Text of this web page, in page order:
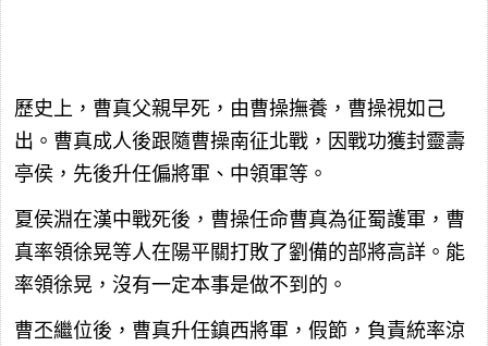
歷史上，曹真父親早死，由曹操撫養，曹操視如己
出。曹真成人後跟隨曹操南征北戰，因戰功獲封靈壽
亭侯，先後升任偏將軍、中領軍等。
夏侯淵在漢中戰死後，曹操任命曹真為征蜀護軍，曹
真率領徐晃等人在陽平關打敗了劉備的部將高詳。能
率領徐晃，沒有一定本事是做不到的。
曹丕繼位後，曹真升任鎮西將軍，假節，負責統率涼